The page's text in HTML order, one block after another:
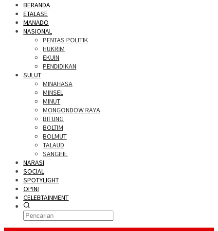
BERANDA
ETALASE
MANADO
NASIONAL
PENTAS POLITIK
HUKRIM
EKUIN
PENDIDIKAN
SULUT
MINAHASA
MINSEL
MINUT
MONGONDOW RAYA
BITUNG
BOLTIM
BOLMUT
TALAUD
SANGIHE
NARASI
SOCIAL
SPOTYLIGHT
OPINI
CELEBTAINMENT